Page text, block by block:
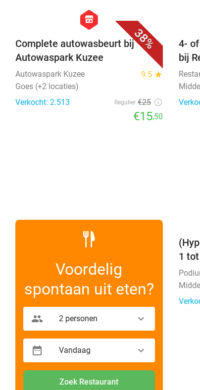
38%
hexagon
store
Complete autowasbeurt bij
Autowaspark Kuzee
Autowaspark Kuzee 9.5 star
Goes (+2 locaties)
Verkocht: 2.513
Regulier €25
€15,50
4-
bij
Voordelig
spontaan uit eten?
2 personen
Vandaag
Zoek Restaurant
1